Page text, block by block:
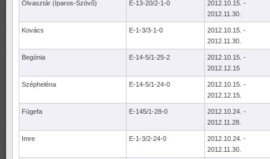
Olvasztár (Iparos-Szövõ) E-13-20/2-1-0
2012.10.15. -
2012.11.30.
Kovács E-1-3/3-1-0
2012.10.15. -
2012.11.30.
Begónia E-14-5/1-25-2
2012.10.15. -
2012.12.15
Szépheléna E-14-5/1-24-0
2012.10.15. -
2012.12.15.
Fügefa E-145/1-28-0
2012.10.24. -
2012.11.28.
Imre E-1-3/2-24-0
2012.10.24. -
2012.11.30.